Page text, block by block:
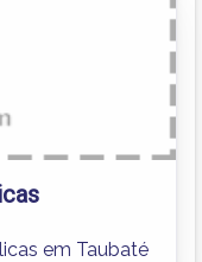
em Taubaté